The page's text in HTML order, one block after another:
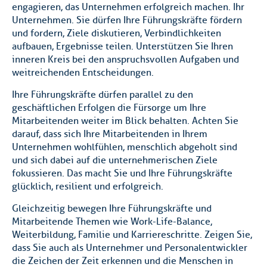
engagieren, das Unternehmen erfolgreich machen. Ihr
Unternehmen. Sie dürfen Ihre Führungskräfte fördern
und fordern, Ziele diskutieren, Verbindlichkeiten
aufbauen, Ergebnisse teilen. Unterstützen Sie Ihren
inneren Kreis bei den anspruchsvollen Aufgaben und
weitreichenden Entscheidungen.
Ihre Führungskräfte dürfen parallel zu den
geschäftlichen Erfolgen die Fürsorge um Ihre
Mitarbeitenden weiter im Blick behalten. Achten Sie
darauf, dass sich Ihre Mitarbeitenden in Ihrem
Unternehmen wohlfühlen, menschlich abgeholt sind
und sich dabei auf die unternehmerischen Ziele
fokussieren. Das macht Sie und Ihre Führungskräfte
glücklich, resilient und erfolgreich.
Gleichzeitig bewegen Ihre Führungskräfte und
Mitarbeitende Themen wie Work-Life-Balance,
Weiterbildung, Familie und Karriereschritte. Zeigen Sie,
dass Sie auch als Unternehmer und Personalentwickler
die Zeichen der Zeit erkennen und die Menschen in